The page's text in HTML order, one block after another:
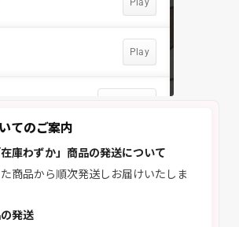
てのご案内
在庫わずか」商品の発送について
商品から順次発送しお届けいたしま
発送